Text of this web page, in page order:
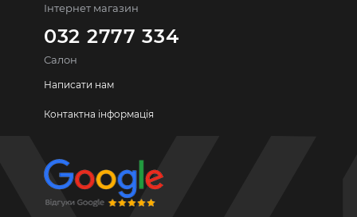
Інтернет магазин
032 2777 334
Салон
Написати нам
Контактна інформація